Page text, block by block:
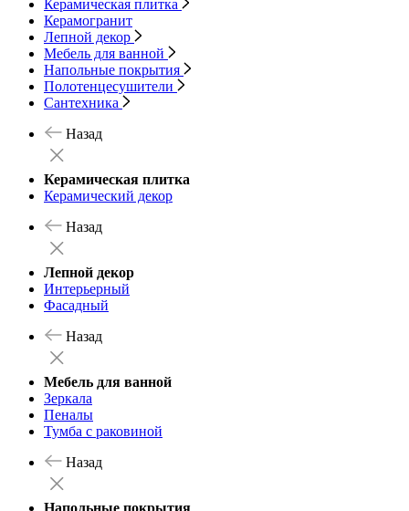
Керамическая плитка
Керамогранит
Лепной декор
Мебель для ванной
Напольные покрытия
Полотенцесушители
Сантехника
Назад
Керамическая плитка
Керамический декор
Назад
Лепной декор
Интерьерный
Фасадный
Назад
Мебель для ванной
Зеркала
Пеналы
Тумба с раковиной
Назад
Напольные покрытия